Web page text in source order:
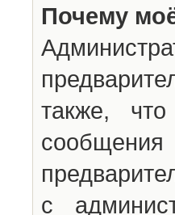
Почему
также,
с